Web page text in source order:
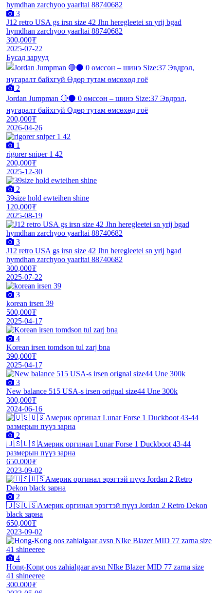
3
J12 retro USA gs irsn size 42 Jhn heregleetei sn yrij bgad
hymdhan zarchyoo yaarltai 88740682
300,000₮
2025-07-22
Бусад зарууд
2
Jordan Jumpman 🔴⚫️ 0 өмссөн – шинэ Size:37 Эвдрэл,
нугаралт байхгүй Өдөр тутам өмсөхөд гоё
200,000₮
2026-04-26
1
rigorer sniper 1 42
200,000₮
2025-12-30
2
39size hold ewteihen shine
120,000₮
2025-08-19
3
J12 retro USA gs irsn size 42 Jhn heregleetei sn yrij bgad
hymdhan zarchyoo yaarltai 88740682
300,000₮
2025-07-22
3
korean irsen 39
500,000₮
2025-04-17
4
Korean irsen tomdson tul zarj bna
390,000₮
2025-04-17
3
New balance 515 USA-s irsen orignal size44 Une 300k
300,000₮
2024-06-16
2
🇺🇸🇺🇸Америк оргинал Lunar Forse 1 Duckboot 43-44
размерын пүүз зарна
650,000₮
2023-09-02
2
🇺🇸🇺🇸Америк оргинал эрэгтэй пүүз Jordan 2 Retro Dekon
black зарна
650,000₮
2023-09-02
4
Hong-Kong oos zahialgaar avsn NIke Blazer MID 77 zarna size
41 shineeree
300,000₮